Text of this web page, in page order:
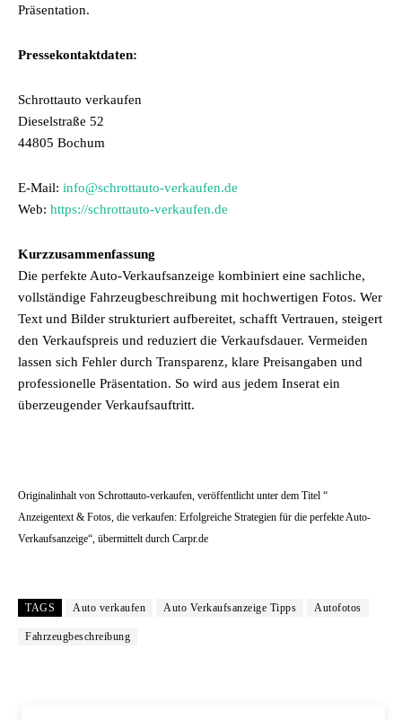
Präsentation.
Pressekontaktdaten:
Schrottauto verkaufen
Dieselstraße 52
44805 Bochum
E-Mail: info@schrottauto-verkaufen.de
Web: https://schrottauto-verkaufen.de
Kurzzusammenfassung
Die perfekte Auto-Verkaufsanzeige kombiniert eine sachliche,
vollständige Fahrzeugbeschreibung mit hochwertigen Fotos. Wer
Text und Bilder strukturiert aufbereitet, schafft Vertrauen, steigert
den Verkaufspreis und reduziert die Verkaufsdauer. Vermeiden
lassen sich Fehler durch Transparenz, klare Preisangaben und
professionelle Präsentation. So wird aus jedem Inserat ein
überzeugender Verkaufsauftritt.
Originalinhalt von Schrottauto-verkaufen, veröffentlicht unter dem Titel “
Anzeigentext & Fotos, die verkaufen: Erfolgreiche Strategien für die perfekte Auto-
Verkaufsanzeige“, übermittelt durch Carpr.de
TAGS Auto verkaufen Auto Verkaufsanzeige Tipps Autofotos
Fahrzeugbeschreibung